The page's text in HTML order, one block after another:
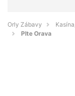
Orly Zábavy
Plte Orava